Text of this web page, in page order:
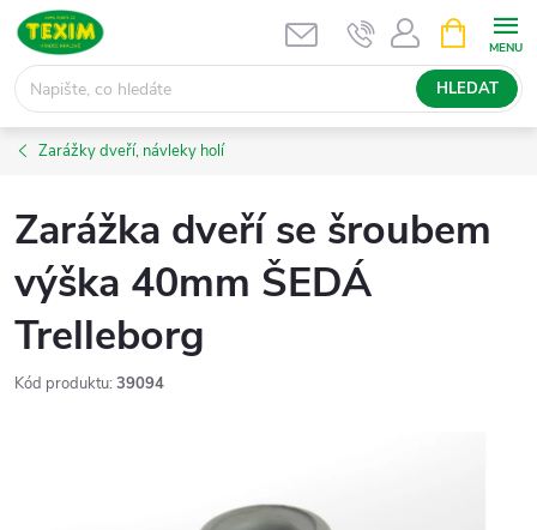
Přejít
obsah
HLEDAT
NÁKUPNÍ
KOŠÍK
Zarážky dveří, návleky holí
Zarážka dveří se šroubem
výška 40mm ŠEDÁ
Trelleborg
Kód produktu: 39094